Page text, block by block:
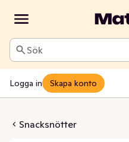
Sök
Logga in Skapa konto
Snacksnötter
Chili